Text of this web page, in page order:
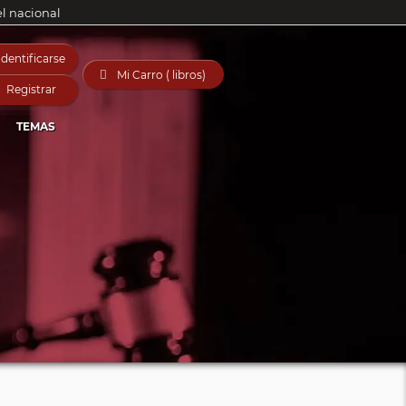
nacional
Registrar
 Mi Carro ( libros)
TEMAS